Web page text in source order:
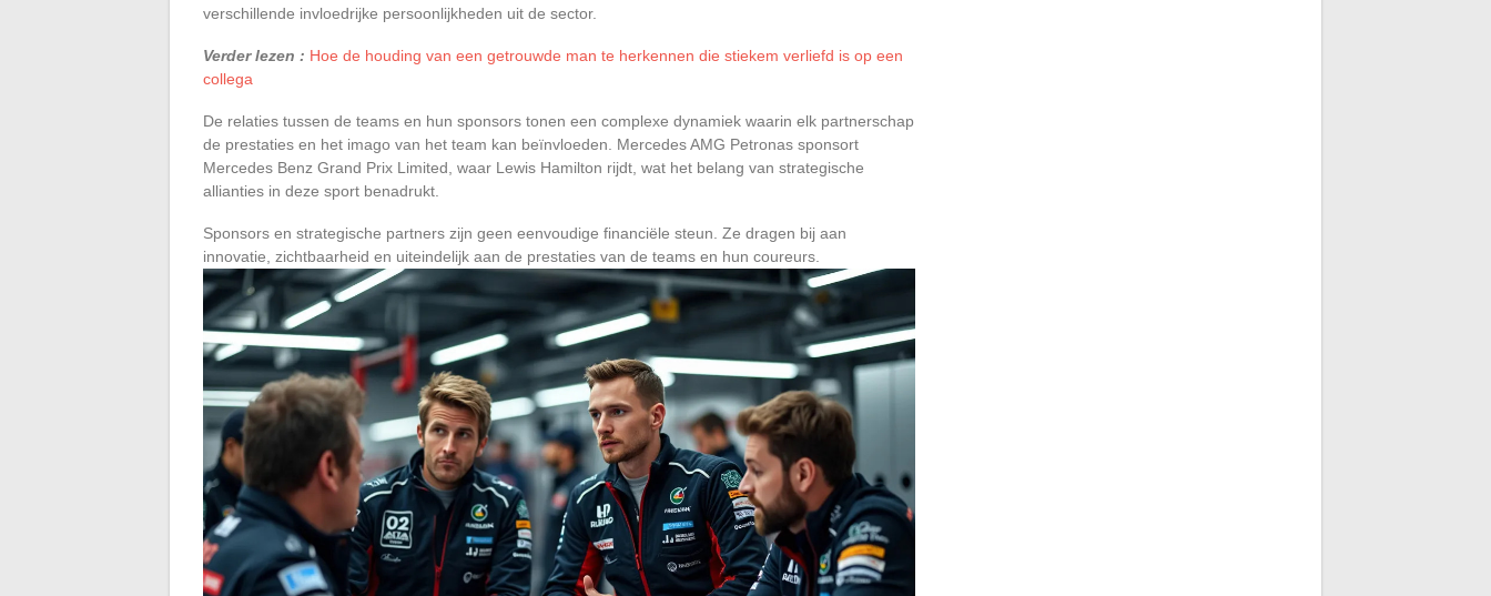
verschillende invloedrijke persoonlijkheden uit de sector.
Verder lezen : Hoe de houding van een getrouwde man te herkennen die stiekem verliefd is op een
collega
De relaties tussen de teams en hun sponsors tonen een complexe dynamiek waarin elk partnerschap
de prestaties en het imago van het team kan beïnvloeden. Mercedes AMG Petronas sponsort
Mercedes Benz Grand Prix Limited, waar Lewis Hamilton rijdt, wat het belang van strategische
allianties in deze sport benadrukt.
Sponsors en strategische partners zijn geen eenvoudige financiële steun. Ze dragen bij aan
innovatie, zichtbaarheid en uiteindelijk aan de prestaties van de teams en hun coureurs.